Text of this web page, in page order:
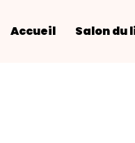
Accueil Salon du